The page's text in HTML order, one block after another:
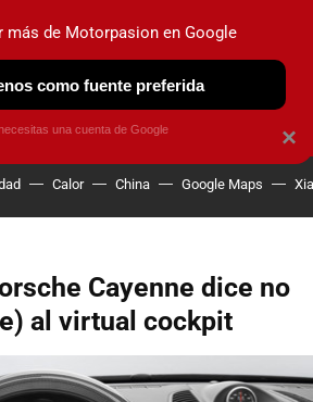
ELÉCTRICOS OBSERVATORIO
Calor China Google Maps
Cayenne dice no
al virtual cockpit
×
más de Motorpasion en Google
como fuente preferida
una cuenta de Google